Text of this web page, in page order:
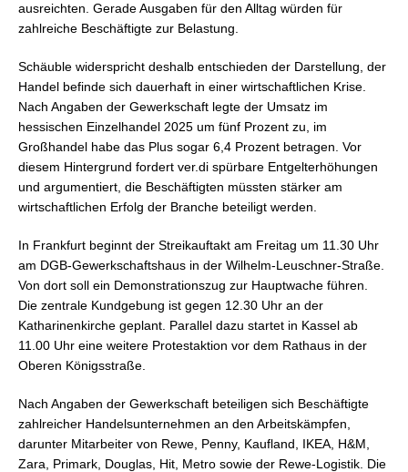
ausreichten. Gerade Ausgaben für den Alltag würden für
zahlreiche Beschäftigte zur Belastung.
Schäuble widerspricht deshalb entschieden der Darstellung, der
Handel befinde sich dauerhaft in einer wirtschaftlichen Krise.
Nach Angaben der Gewerkschaft legte der Umsatz im
hessischen Einzelhandel 2025 um fünf Prozent zu, im
Großhandel habe das Plus sogar 6,4 Prozent betragen. Vor
diesem Hintergrund fordert ver.di spürbare Entgelterhöhungen
und argumentiert, die Beschäftigten müssten stärker am
wirtschaftlichen Erfolg der Branche beteiligt werden.
In Frankfurt beginnt der Streikauftakt am Freitag um 11.30 Uhr
am DGB-Gewerkschaftshaus in der Wilhelm-Leuschner-Straße.
Von dort soll ein Demonstrationszug zur Hauptwache führen.
Die zentrale Kundgebung ist gegen 12.30 Uhr an der
Katharinenkirche geplant. Parallel dazu startet in Kassel ab
11.00 Uhr eine weitere Protestaktion vor dem Rathaus in der
Oberen Königsstraße.
Nach Angaben der Gewerkschaft beteiligen sich Beschäftigte
zahlreicher Handelsunternehmen an den Arbeitskämpfen,
darunter Mitarbeiter von Rewe, Penny, Kaufland, IKEA, H&M,
Zara, Primark, Douglas, Hit, Metro sowie der Rewe-Logistik. Die